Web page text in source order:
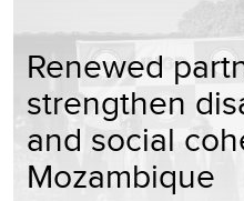
Renewed
strengthen
and social
Mozambique